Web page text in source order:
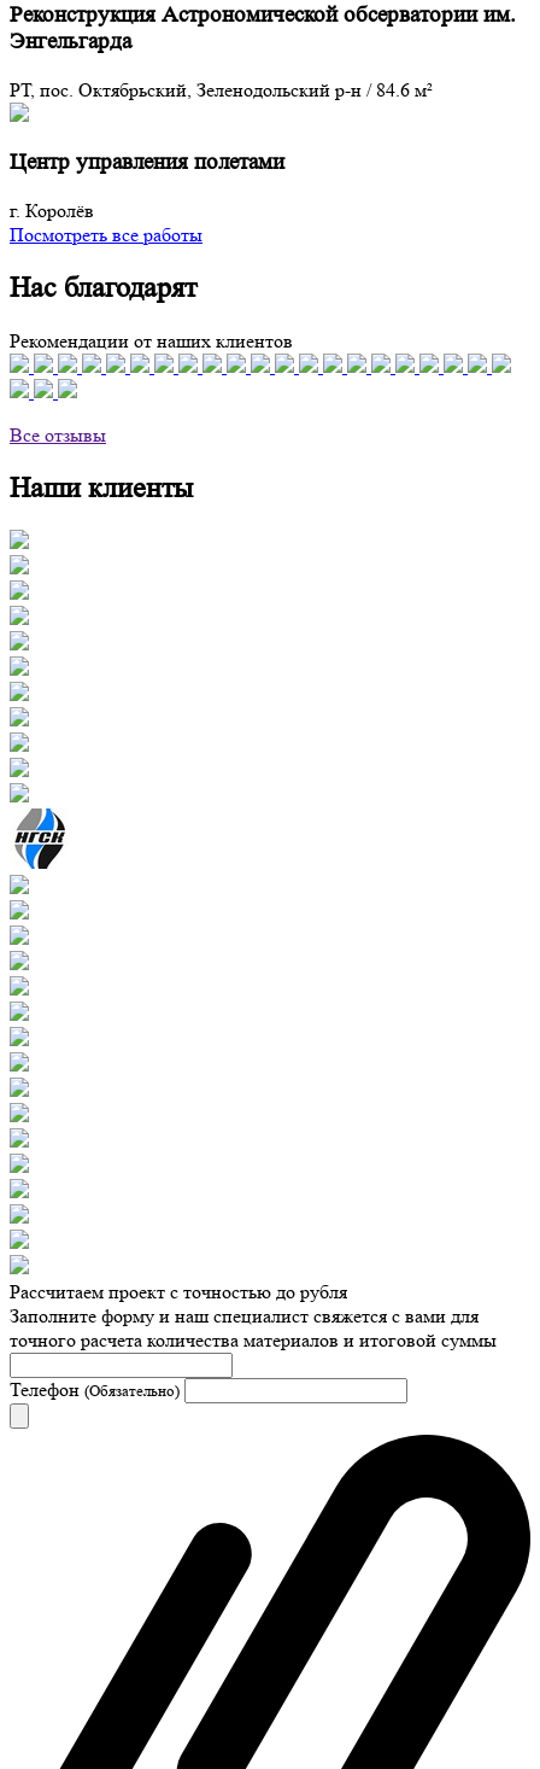
Реконструкция Астрономической обсерватории им.
Энгельгарда
РТ, пос. Октябрьский, Зеленодольский р-н /84.6 м²
Центр управления полетами
г. Королёв
Посмотреть все работы
Нас благодарят
Рекомендации от наших клиентов
Все отзывы
Наши клиенты
Рассчитаем проект с точностью до рубля
Заполните форму и наш специалист свяжется с вами для
точного расчета количества материалов и итоговой суммы
Телефон (Обязательно)